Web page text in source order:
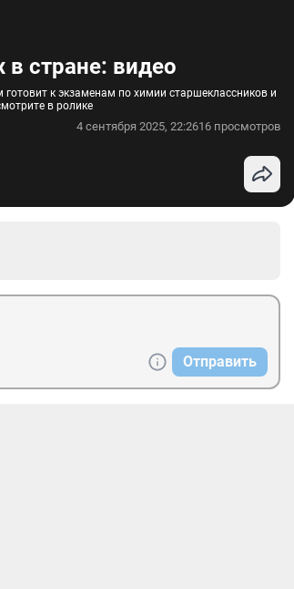
в стране: видео
к экзаменам по химии старшеклассников и
в ролике
4 сентября 2025, 22:2616 просмотров
Отправить